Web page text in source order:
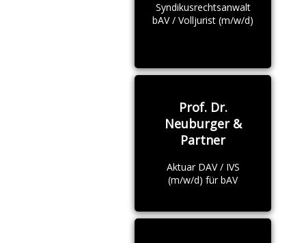
Syndikusrechtsanwalt
bAV / Volljurist (m/w/d)
Prof. Dr.
Neuburger &
Partner
Aktuar DAV / IVS
(m/w/d) für bAV